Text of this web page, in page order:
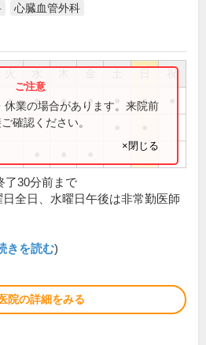
心臓血管外科
祝
● ● ● ● ●
休業の場合があります。来院前
確認ください。
×閉じる
了30分前まで
日全日、水曜日午後は非常勤医師
きを読む)
院の詳細をみる